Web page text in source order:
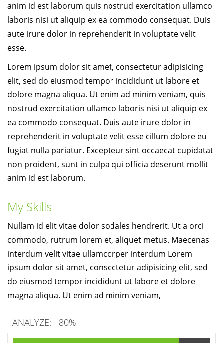
anim id est laborum quis nostrud exercitation ullamco
laboris nisi ut aliquip ex ea commodo consequat. Duis
aute irure dolor in reprehenderit in voluptate velit
esse.
Lorem ipsum dolor sit amet, consectetur adipisicing
elit, sed do eiusmod tempor incididunt ut labore et
dolore magna aliqua. Ut enim ad minim veniam, quis
nostrud exercitation ullamco laboris nisi ut aliquip ex
ea commodo consequat. Duis aute irure dolor in
reprehenderit in voluptate velit esse cillum dolore eu
fugiat nulla pariatur. Excepteur sint occaecat cupidatat
non proident, sunt in culpa qui officia deserunt mollit
anim id est laborum.
My Skills
Nullam id elit vitae dolor sodales hendrerit. Ut a orci
commodo, rutrum lorem et, aliquet metus. Maecenas
interdum velit vitae ullamcorper interdum Lorem
ipsum dolor sit amet, consectetur adipisicing elit, sed
do eiusmod tempor incididunt ut labore et dolore
magna aliqua. Ut enim ad minim veniam,
ANALYZE: 80%